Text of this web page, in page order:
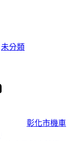
未分類
彰化市機車